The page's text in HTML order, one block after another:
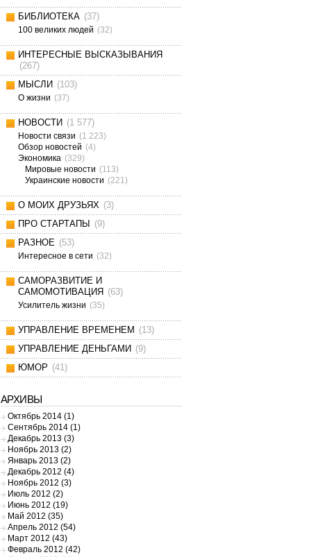
БИБЛИОТЕКА (37)
100 великих людей (32)
ИНТЕРЕСНЫЕ ВЫСКАЗЫВАНИЯ
(267)
МЫСЛИ (103)
О жизни (37)
НОВОСТИ (1 577)
Новости связи (1 223)
Обзор новостей (4)
Экономика (329)
Мировые новости (113)
Украинские новости (221)
О МОИХ ДРУЗЬЯХ (3)
ПРО СТАРТАПЫ
(9)
РАЗНОЕ (53)
Интересное в сети (32)
САМОРАЗВИТИЕ И
САМОМОТИВАЦИЯ (63)
Усилитель жизни (35)
УПРАВЛЕНИЕ ВРЕМЕНЕМ (13)
УПРАВЛЕНИЕ ДЕНЬГАМИ (9)
ЮМОР (41)
АРХИВЫ
Октябрь 2014(1)
Сентябрь 2014(1)
Декабрь 2013(3)
Ноябрь 2013(2)
Январь 2013(2)
Декабрь 2012 (4)
Ноябрь 2012 (3)
Июль 2012 (2)
Июнь 2012 (19)
Май 2012 (35)
Апрель 2012 (54)
Март 2012 (43)
Февраль 2012 (42)